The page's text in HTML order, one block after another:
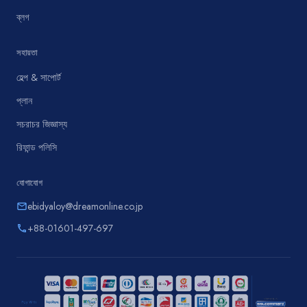
ব্লগ
সহায়তা
হেল্প & সাপোর্ট
প্লান
সচরাচর জিজ্ঞাস্য
রিফান্ড পলিসি
যোগাযোগ
emailebidyaloy@dreamonline.co.jp
phone+88-01601-497-697